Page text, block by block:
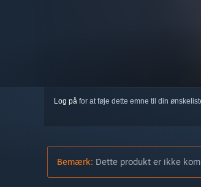
Log på for at føje dette emne til din
Bemærk: Dette produkt er ikke